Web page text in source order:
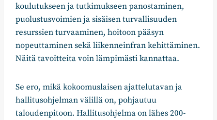
koulutukseen ja tutkimukseen panostaminen,
puolustusvoimien ja sisäisen turvallisuuden
resurssien turvaaminen, hoitoon pääsyn
nopeuttaminen sekä liikenneinfran kehittäminen.
Näitä tavoitteita voin lämpimästi kannattaa.
Se ero, mikä kokoomuslaisen ajattelutavan ja
hallitusohjelman välillä on, pohjautuu
taloudenpitoon. Hallitusohjelma on lähes 200-